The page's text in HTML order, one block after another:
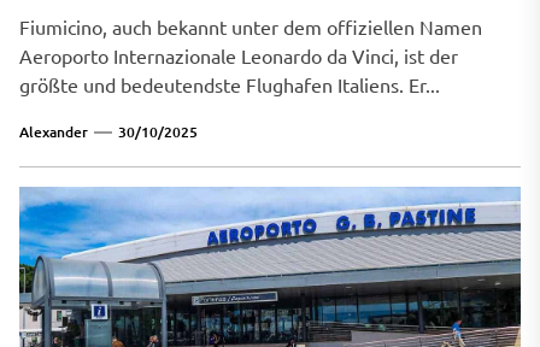
Fiumicino, auch bekannt unter dem offiziellen Namen
Aeroporto Internazionale Leonardo da Vinci, ist der
größte und bedeutendste Flughafen Italiens. Er...
Alexander 30/10/2025